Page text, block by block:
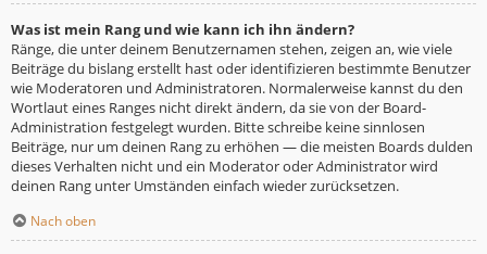
Was ist mein Rang und wie kann ich ihn ändern?
Ränge, die unter deinem Benutzernamen stehen, zeigen an, wie viele
Beiträge du bislang erstellt hast oder identifizieren bestimmte Benutzer
wie Moderatoren und Administratoren. Normalerweise kannst du den
Wortlaut eines Ranges nicht direkt ändern, da sie von der Board-
Administration festgelegt wurden. Bitte schreibe keine sinnlosen
Beiträge, nur um deinen Rang zu erhöhen — die meisten Boards dulden
dieses Verhalten nicht und ein Moderator oder Administrator wird
deinen Rang unter Umständen einfach wieder zurücksetzen.
Nach oben